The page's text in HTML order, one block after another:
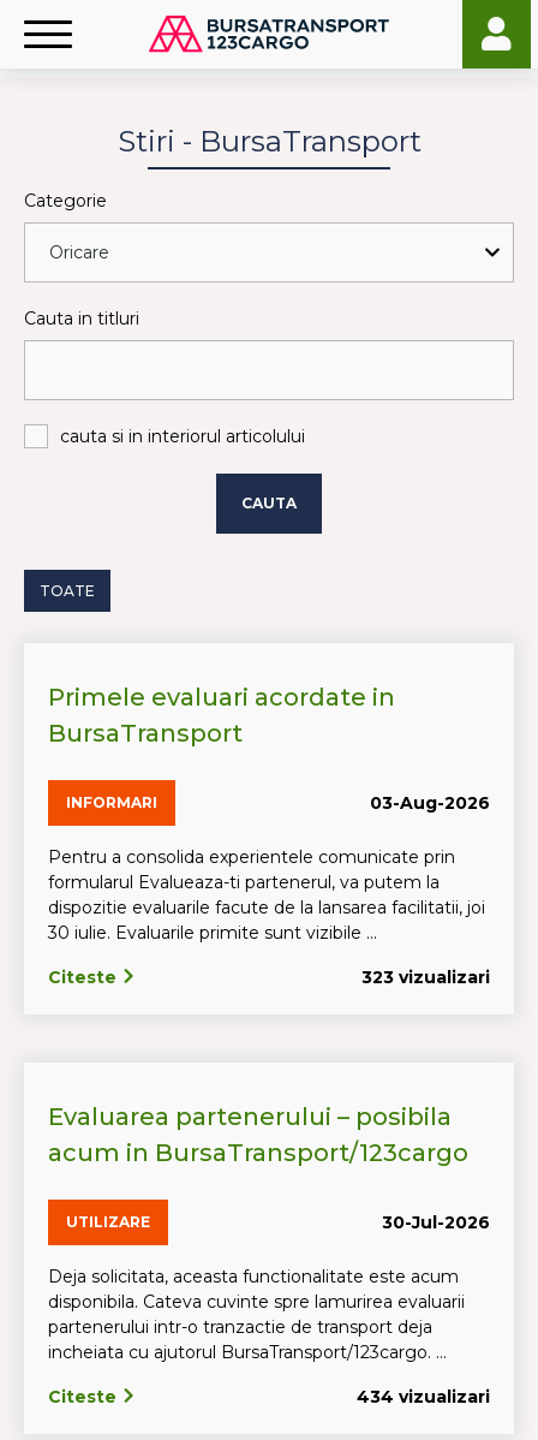
Stiri - BursaTransport
Categorie
Cauta in titluri
cauta si in interiorul articolului
CAUTA
TOATE
Primele evaluari acordate in
BursaTransport
INFORMARI 03-Aug-2026
Pentru a consolida experientele comunicate prin
formularul Evalueaza-ti partenerul, va putem la
dispozitie evaluarile facute de la lansarea facilitatii, joi
30 iulie. Evaluarile primite sunt vizibile ...
Citeste 323 vizualizari
Evaluarea partenerului – posibila
acum in BursaTransport/123cargo
UTILIZARE 30-Jul-2026
Deja solicitata, aceasta functionalitate este acum
disponibila. Cateva cuvinte spre lamurirea evaluarii
partenerului intr-o tranzactie de transport deja
incheiata cu ajutorul BursaTransport/123cargo. ...
Citeste 434 vizualizari